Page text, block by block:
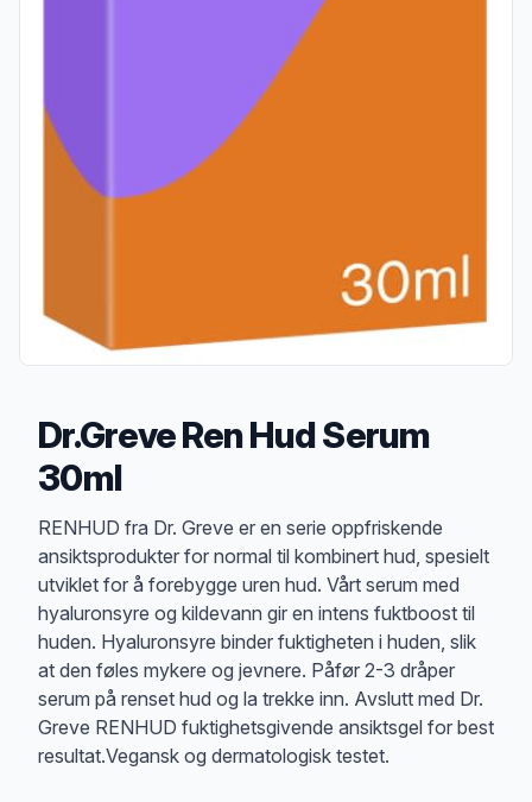
Dr.Greve Ren Hud Serum
30ml
Produktbeskrivelse
RENHUD fra Dr. Greve er en serie oppfriskende
ansiktsprodukter for normal til kombinert hud, spesielt
utviklet for å forebygge uren hud. Vårt serum med
hyaluronsyre og kildevann gir en intens fuktboost til
huden. Hyaluronsyre binder fuktigheten i huden, slik
at den føles mykere og jevnere. Påfør 2-3 dråper
serum på renset hud og la trekke inn. Avslutt med Dr.
Greve RENHUD fuktighetsgivende ansiktsgel for best
resultat.Vegansk og dermatologisk testet.